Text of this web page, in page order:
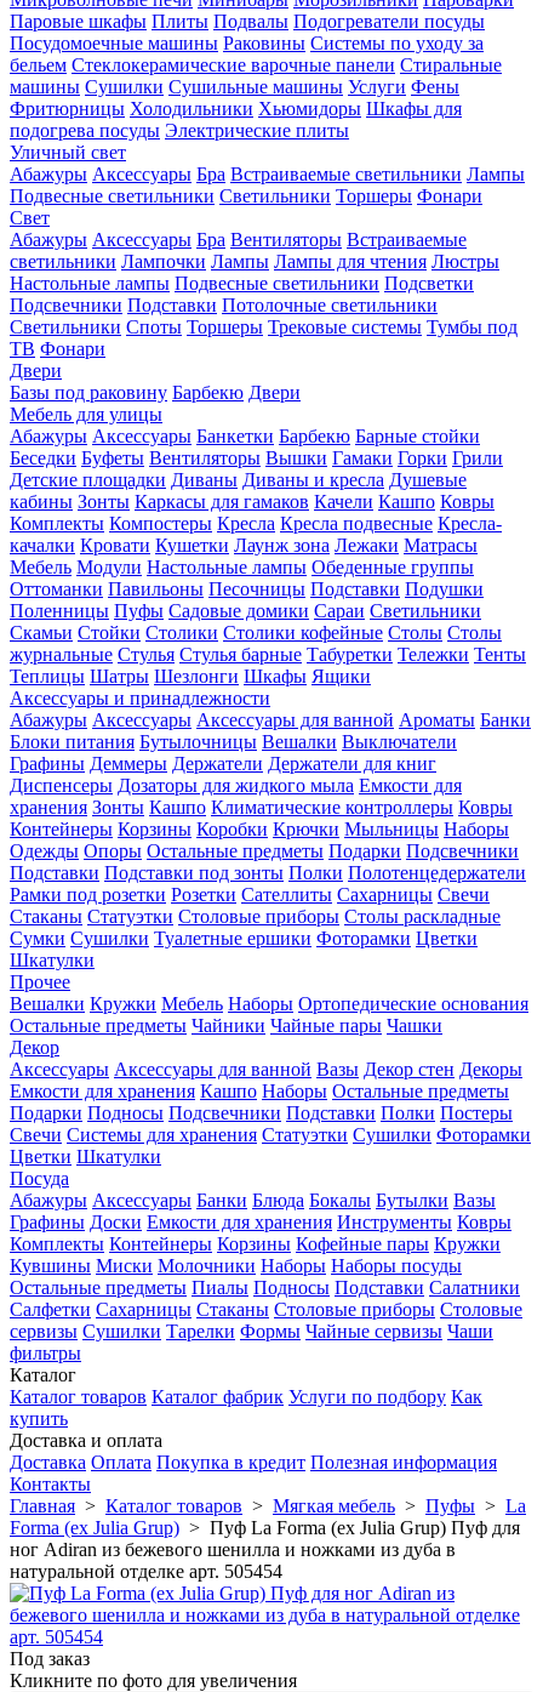
Паровые шкафы Плиты Подвалы Подогреватели посуды
Посудомоечные машины Раковины Системы по уходу за
бельем Стеклокерамические варочные панели Стиральные
машины Сушилки Сушильные машины Услуги Фены
Фритюрницы Холодильники Хьюмидоры Шкафы для
подогрева посуды Электрические плиты
Уличный свет
Абажуры Аксессуары Бра Встраиваемые светильники Лампы
Подвесные светильники Светильники Торшеры Фонари
Свет
Абажуры Аксессуары Бра Вентиляторы Встраиваемые
светильники Лампочки Лампы Лампы для чтения Люстры
Настольные лампы Подвесные светильники Подсветки
Подсвечники Подставки Потолочные светильники
Светильники Споты Торшеры Трековые системы Тумбы под
ТВ Фонари
Двери
Базы под раковину Барбекю Двери
Мебель для улицы
Абажуры Аксессуары Банкетки Барбекю Барные стойки
Беседки Буфеты Вентиляторы Вышки Гамаки Горки Грили
Детские площадки Диваны Диваны и кресла Душевые
кабины Зонты Каркасы для гамаков Качели Кашпо Ковры
Комплекты Компостеры Кресла Кресла подвесные Кресла-
качалки Кровати Кушетки Лаунж зона Лежаки Матрасы
Мебель Модули Настольные лампы Обеденные группы
Оттоманки Павильоны Песочницы Подставки Подушки
Поленницы Пуфы Садовые домики Сараи Светильники
Скамьи Стойки Столики Столики кофейные Столы Столы
журнальные Стулья Стулья барные Табуретки Тележки Тенты
Теплицы Шатры Шезлонги Шкафы Ящики
Аксессуары и принадлежности
Абажуры Аксессуары Аксессуары для ванной Ароматы Банки
Блоки питания Бутылочницы Вешалки Выключатели
Графины Деммеры Держатели Держатели для книг
Диспенсеры Дозаторы для жидкого мыла Емкости для
хранения Зонты Кашпо Климатические контроллеры Ковры
Контейнеры Корзины Коробки Крючки Мыльницы Наборы
Одежды Опоры Остальные предметы Подарки Подсвечники
Подставки Подставки под зонты Полки Полотенцедержатели
Рамки под розетки Розетки Сателлиты Сахарницы Свечи
Стаканы Статуэтки Столовые приборы Столы раскладные
Сумки Сушилки Туалетные ершики Фоторамки Цветки
Шкатулки
Прочее
Вешалки Кружки Мебель Наборы Ортопедические основания
Остальные предметы Чайники Чайные пары Чашки
Декор
Аксессуары Аксессуары для ванной Вазы Декор стен Декоры
Емкости для хранения Кашпо Наборы Остальные предметы
Подарки Подносы Подсвечники Подставки Полки Постеры
Свечи Системы для хранения Статуэтки Сушилки Фоторамки
Цветки Шкатулки
Посуда
Абажуры Аксессуары Банки Блюда Бокалы Бутылки Вазы
Графины Доски Емкости для хранения Инструменты Ковры
Комплекты Контейнеры Корзины Кофейные пары Кружки
Кувшины Миски Молочники Наборы Наборы посуды
Остальные предметы Пиалы Подносы Подставки Салатники
Салфетки Сахарницы Стаканы Столовые приборы Столовые
сервизы Сушилки Тарелки Формы Чайные сервизы Чаши
фильтры
Каталог
Каталог товаров Каталог фабрик Услуги по подбору Как
купить
Доставка и оплата
Доставка Оплата Покупка в кредит Полезная информация
Контакты
Главная > Каталог товаров > Мягкая мебель > Пуфы > La
Forma (ех Julia Grup) > Пуф La Forma (ех Julia Grup) Пуф для
ног Adiran из бежевого шенилла и ножками из дуба в
натуральной отделке арт. 505454
Под заказ
Кликните по фото для увеличения